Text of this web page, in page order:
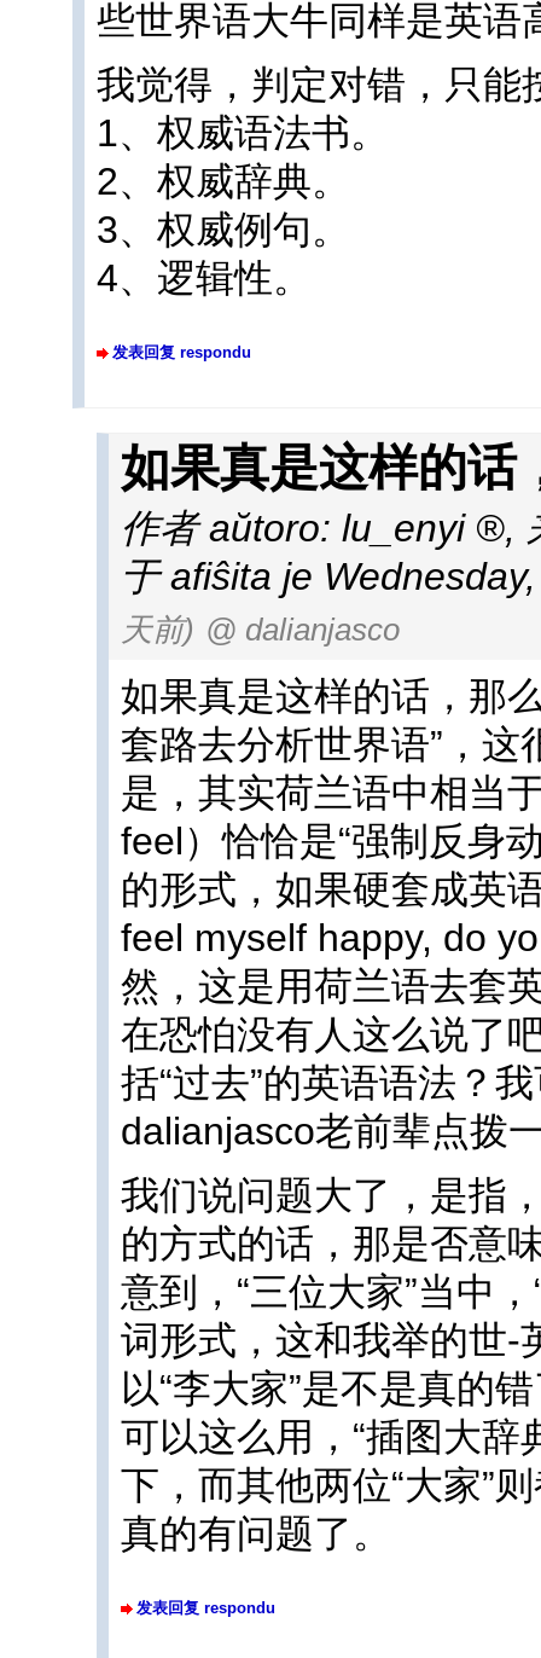
些世界语大牛同样是英语
我觉得，判定对错，只能
1、权威语法书。
2、权威辞典。
3、权威例句。
4、逻辑性。
发表回复 respondu
如果真是这样的话
作者 aŭtoro: lu_enyi ,
于 afiŝita je
天前) @ dalianjasco
如果真是这样的话，那
套路去分析世界语”，
是，其实荷兰语中相当
feel）恰恰是“强制反身
的形式，如果硬套成英
feel myself happy, do
然，这是用荷兰语去套
在恐怕没有人这么说了
括“过去”的英语语法？
dalianjasco老前辈点拨
我们说问题大了，是指
的方式的话，那是否意
意到，“三位大家”当中
词形式，这和我举的世-
以“李大家”是不是真的
可以这么用，“插图大辞
下，而其他两位“大家”
真的有问题了。
发表回复 respondu